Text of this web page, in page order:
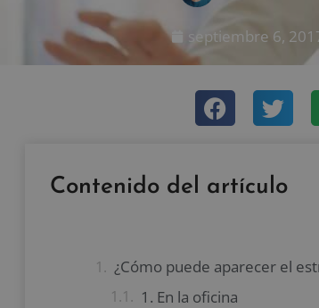
septiembre 6,
Contenido del artículo
¿Cómo puede aparecer el
1. En la oficina